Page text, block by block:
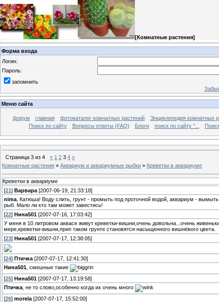
[Комнатные растения]
Форма входа
Логин:
Пароль:
запомнить
Меню сайта
форум главная фотокаталог комнатных растений
Энциклопедия комнатных
Поиск по сайту
Вопросы ответы (FAQ) Блоги поиск по сайту "...
Страница 3 из 4 « 1 2 3 4 »
Комнатные растения » Аквариум и аквариумные рыбки » Креветки в аквариуме
Креветки в аквариуме
[21] Варвара [2007-06-19, 21:33:18]
nima , Катюша! Воду слить, грунт - промыть под проточной водой, аквариум -
рыб. Мало ли кто там может завестись!
[22] Нина501 [2007-07-16, 17:03:42]
У меня в 10 литровом аквасе живут креветки-вишни,очень довольна...очень
мере,креветки-вишни,прип таком грунте становятся насыщенного вишнёвого цвета.
[23] Нина501 [2007-07-17, 12:38:05]
[24] Птичка [2007-07-17, 12:41:30]
Нина501, смешные такие
[25] Нина501 [2007-07-17, 13:19:58]
Птичка, не то слово,особенно когда их очень много
[26] morela [2007-07-17, 15:52:00]